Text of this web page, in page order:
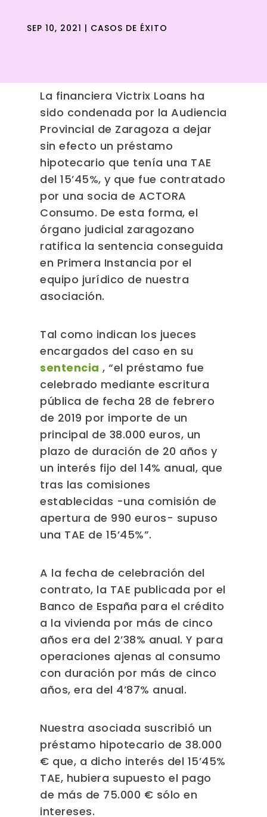
SEP 10, 2021 | CASOS DE ÉXITO
La financiera Victrix Loans ha
sido condenada por la Audiencia
Provincial de Zaragoza a dejar
sin efecto un préstamo
hipotecario que tenía una TAE
del 15’45%, y que fue contratado
por una socia de ACTORA
Consumo. De esta forma, el
órgano judicial zaragozano
ratifica la sentencia conseguida
en Primera Instancia por el
equipo jurídico de nuestra
asociación.
Tal como indican los jueces
encargados del caso en su
sentencia , “el préstamo fue
celebrado mediante escritura
pública de fecha 28 de febrero
de 2019 por importe de un
principal de 38.000 euros, un
plazo de duración de 20 años y
un interés fijo del 14% anual, que
tras las comisiones
establecidas -una comisión de
apertura de 990 euros- supuso
una TAE de 15’45%”.
A la fecha de celebración del
contrato, la TAE publicada por el
Banco de España para el crédito
a la vivienda por más de cinco
años era del 2’38% anual. Y para
operaciones ajenas al consumo
con duración por más de cinco
años, era del 4’87% anual.
Nuestra asociada suscribió un
préstamo hipotecario de 38.000
€ que, a dicho interés del 15’45%
TAE, hubiera supuesto el pago
de más de 75.000 € sólo en
intereses.